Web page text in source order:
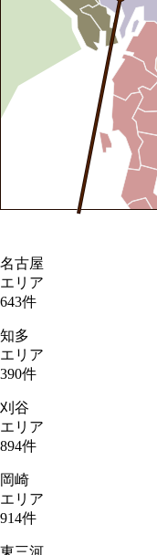
名古屋
エリア
643件
知多
エリア
390件
刈谷
エリア
894件
岡崎
エリア
914件
東三河